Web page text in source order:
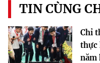
TIN CÙNG
Chỉ
thực
năm